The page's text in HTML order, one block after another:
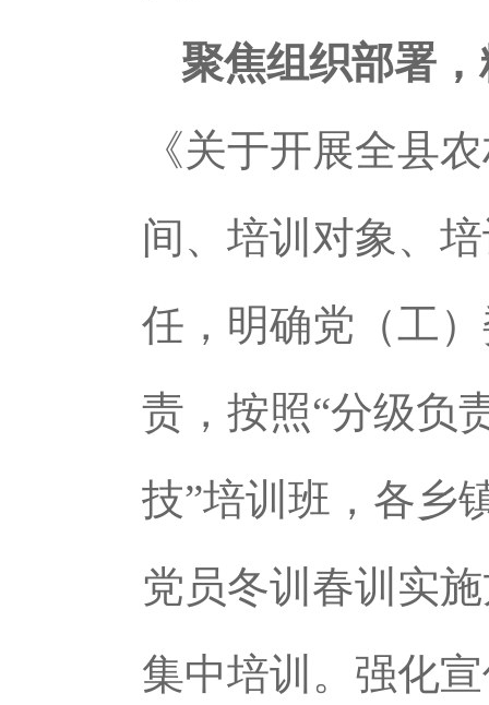
聚焦组织部署
《关于开展全县
间、培训对象、
任，明确党（工
责，按照“分级负
技”培训班，各乡
党员冬训春训实
集中培训。强化